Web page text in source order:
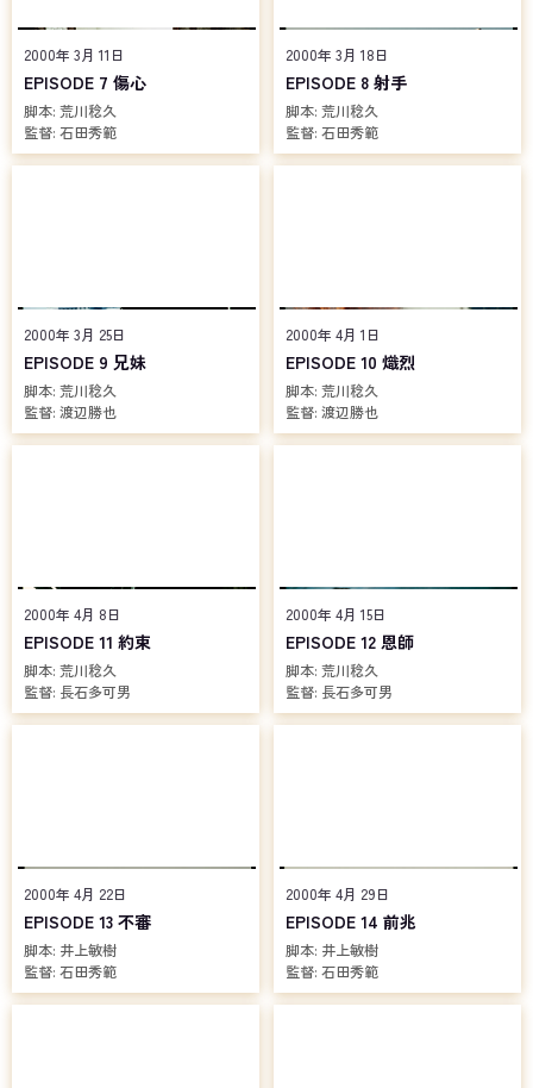
2000年 3月 11日
EPISODE 7 傷心
脚本: 荒川稔久
監督: 石田秀範
2000年 3月 18日
EPISODE 8 射手
脚本: 荒川稔久
監督: 石田秀範
2000年 3月 25日
EPISODE 9 兄妹
脚本: 荒川稔久
監督: 渡辺勝也
2000年 4月 1日
EPISODE 10 熾烈
脚本: 荒川稔久
監督: 渡辺勝也
2000年 4月 8日
EPISODE 11 約束
脚本: 荒川稔久
監督: 長石多可男
2000年 4月 15日
EPISODE 12 恩師
脚本: 荒川稔久
監督: 長石多可男
2000年 4月 22日
EPISODE 13 不審
脚本: 井上敏樹
監督: 石田秀範
2000年 4月 29日
EPISODE 14 前兆
脚本: 井上敏樹
監督: 石田秀範